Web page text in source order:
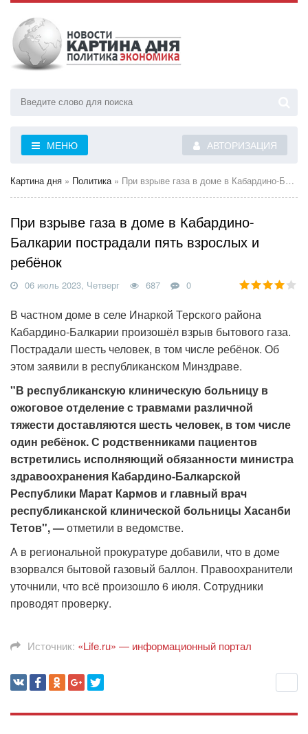
АВТОРИЗАЦИЯ
МЕНЮ
Картина дня » Политика» При взрыве газа в доме в Кабардино-Балкарии пострадали пять взрослых и ребёнок
При взрыве газа в доме в Кабардино-
Балкарии пострадали пять взрослых и
ребёнок
06 июль 2023, Четверг 687 0
В частном доме в селе Инаркой Терского района
Кабардино-Балкарии произошёл взрыв бытового газа.
Пострадали шесть человек, в том числе ребёнок. Об
этом заявили в республиканском Минздраве.
"В республиканскую клиническую больницу в
ожоговое отделение с травмами различной
тяжести доставляются шесть человек, в том числе
один ребёнок. С родственниками пациентов
встретились исполняющий обязанности министра
здравоохранения Кабардино-Балкарской
Республики Марат Кармов и главный врач
республиканской клинической больницы Хасанби
Тетов", —отметили в ведомстве.
А в региональной прокуратуре добавили, что в доме
взорвался бытовой газовый баллон. Правоохранители
уточнили, что всё произошло 6 июля. Сотрудники
проводят проверку.
Источник: «Life.ru» — информационный портал